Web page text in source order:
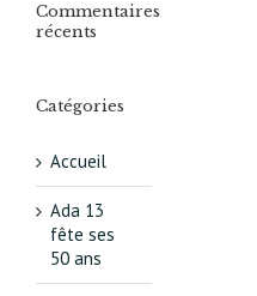
Commentaires
récents
Catégories
Accueil
Ada 13
fête ses
50 ans